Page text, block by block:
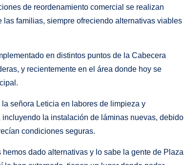
de reordenamiento comercial se realizan
familias, siempre ofreciendo alternativas viables
en distintos puntos de la Cabecera
y recientemente en el área donde hoy se
señora Leticia en labores de limpieza y
la instalación de láminas nuevas, debido
condiciones seguras.
dado alternativas y lo sabe la gente de Plaza